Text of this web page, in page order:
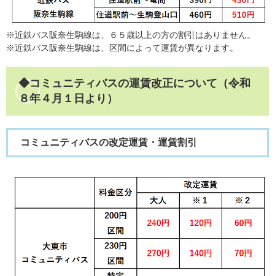
※近鉄バス阪奈生駒線は、６５歳以上の方の割引はありません。
※近鉄バス阪奈生駒線は、区間によって運賃が異なります。
◆コミュニティバスの運賃改正について（令和
８年４月１日より）
コミュニティバスの改定運賃・運賃割引